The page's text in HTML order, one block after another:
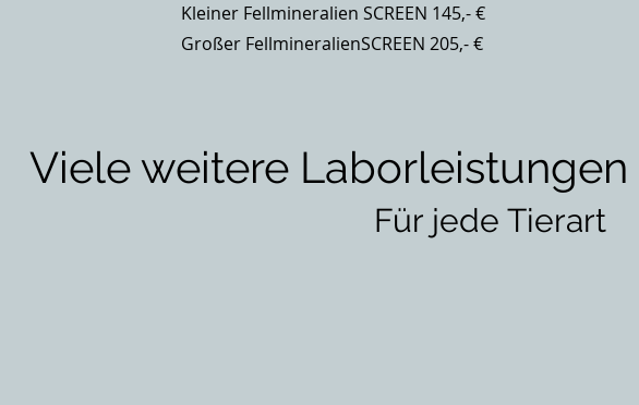
Kleiner Fellmineralien SCREEN 145,- €
Großer FellmineralienSCREEN 205,- €
Viele weitere Laborleistungen
Für jede Tierart